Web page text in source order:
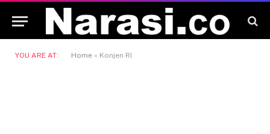
YOU ARE AT: Home » Konjen RI